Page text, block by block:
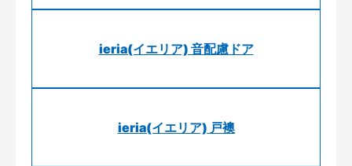
ieria(イエリア) 音配慮ドア
ieria(イエリア) 戸襖